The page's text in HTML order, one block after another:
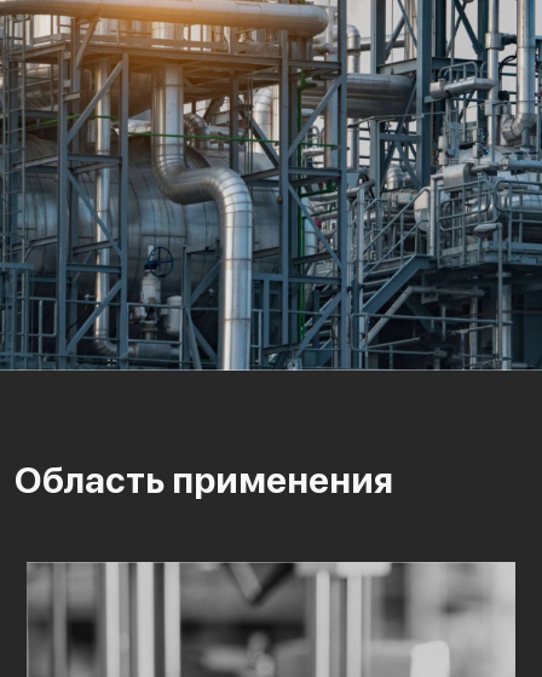
Область применения